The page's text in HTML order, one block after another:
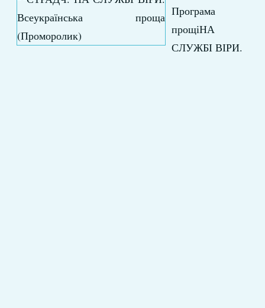
Програма
прощіНА
СЛУЖБІ ВІРИ.